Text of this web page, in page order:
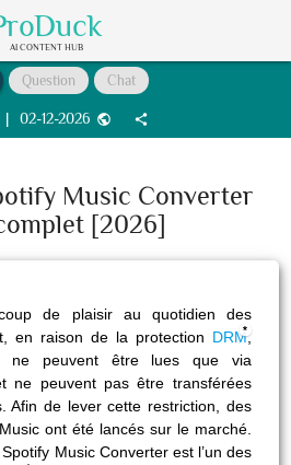
AI CONTENT HUB
Question Chat
| 02-12-2026 public share
Music Converter
[2026]
de plaisir au quotidien des
en raison de la protection DRM,
ne peuvent être lues que via
ne peuvent pas être transférées
Afin de lever cette restriction, des
ont été lancés sur le marché.
Music Converter est l’un des